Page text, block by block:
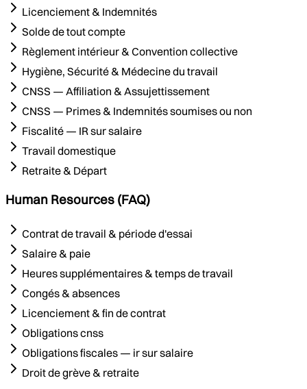
Licenciement & Indemnités
Solde de tout compte
Règlement intérieur & Convention collective
Hygiène, Sécurité & Médecine du travail
CNSS — Affiliation & Assujettissement
CNSS — Primes & Indemnités soumises ou non
Fiscalité — IR sur salaire
Travail domestique
Retraite & Départ
Human Resources (FAQ)
Contrat de travail & période d'essai
Salaire & paie
Heures supplémentaires & temps de travail
Congés & absences
Licenciement & fin de contrat
Obligations cnss
Obligations fiscales — ir sur salaire
Droit de grève & retraite